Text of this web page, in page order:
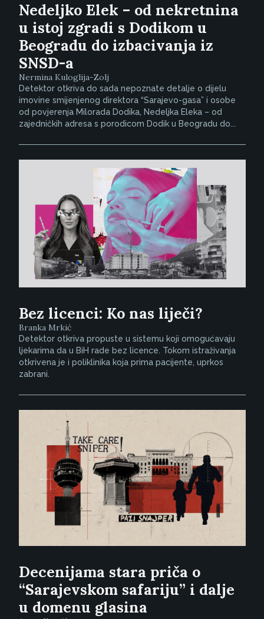
Nedeljko Elek – od nekretnina
u istoj zgradi s Dodikom u
Beogradu do izbacivanja iz
SNSD-a
Nermina Kuloglija-Zolj
Detektor otkriva do sada nepoznate detalje o dijelu
imovine smijenjenog direktora “Sarajevo-gasa” i osobe
od povjerenja Milorada Dodika, Nedeljka Eleka – od
zajedničkih adresa s porodicom Dodik u Beogradu do...
Bez licenci: Ko nas liječi?
Branka Mrkić
Detektor otkriva propuste u sistemu koji omogućavaju
ljekarima da u BiH rade bez licence. Tokom istraživanja
otkrivena je i poliklinika koja prima pacijente, uprkos
zabrani.
Decenijama stara priča o
“Sarajevskom safariju” i dalje
u domenu glasina